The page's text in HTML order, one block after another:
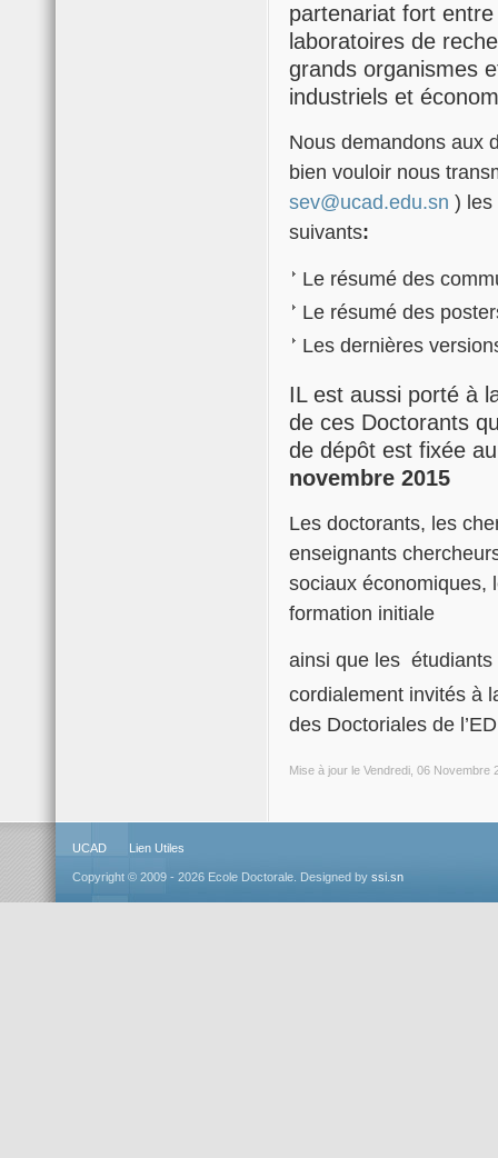
partenariat fort entre
laboratoires de
grands organismes
industriels et
Nous demandons aux
bien vouloir nous
sev@ucad.edu.sn ) les
suivants:
Le résumé des
Le résumé des
Les dernières
IL est aussi porté à
de ces Doctorants
de dépôt est fixée au
novembre 2015
Les doctorants, les
enseignants
sociaux économiques,
formation initiale
ainsi que les étudiants
cordialement invités à
des Doctoriales de
Mise à jour le Vendredi, 06 Novembre
UCAD Lien Utiles
Copyright © 2009 - 2026 Ecole Doctorale. Designed by ssi.sn